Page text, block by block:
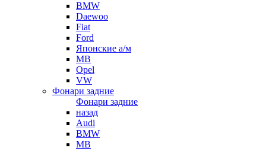
BMW
Daewoo
Fiat
Ford
Японские а/м
MB
Opel
VW
Фонари задние
Фонари задние
назад
Audi
BMW
MB